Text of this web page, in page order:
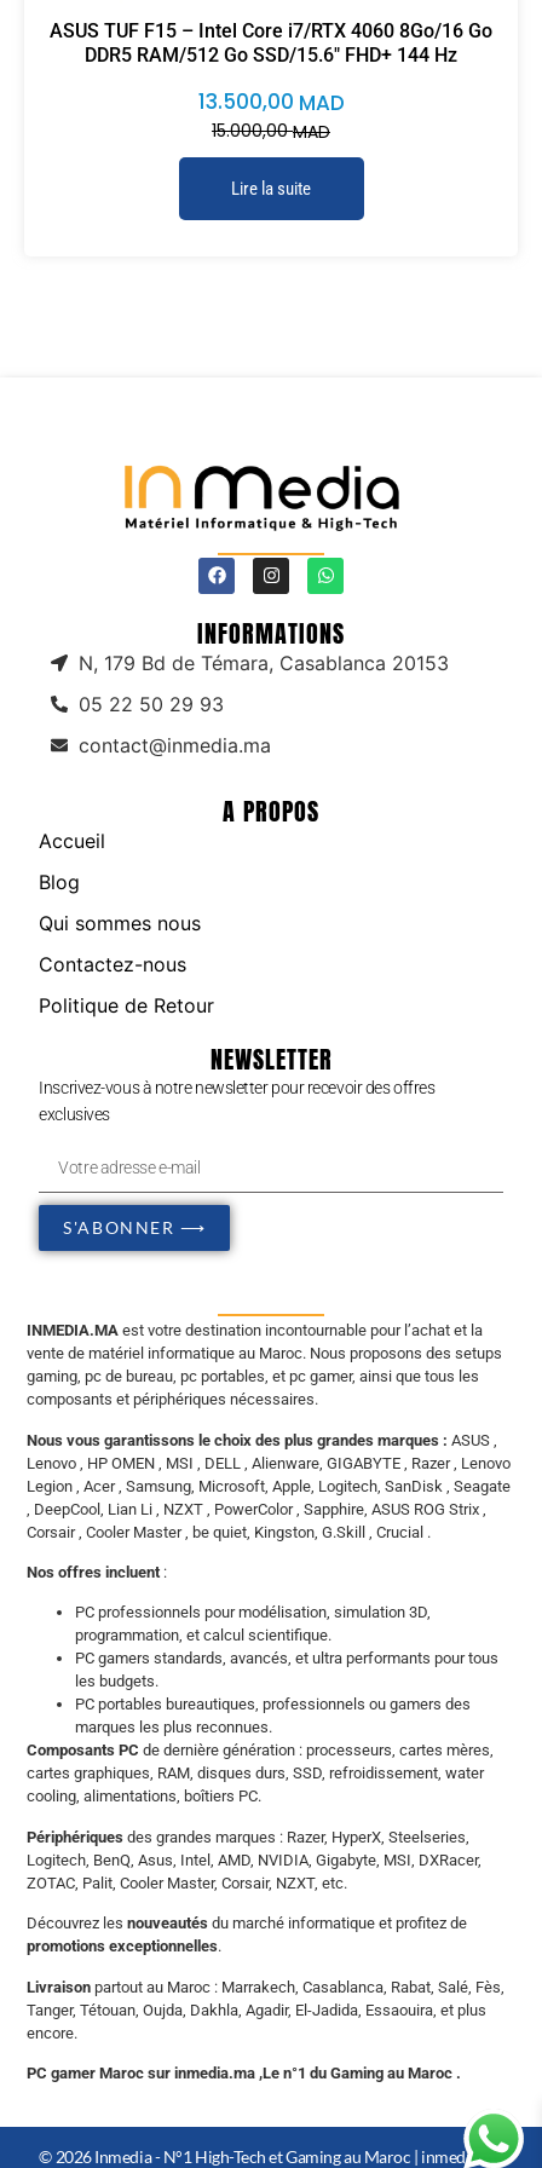
ASUS TUF F15 – Intel Core i7/RTX 4060 8Go/16 Go
DDR5 RAM/512 Go SSD/15.6″ FHD+ 144 Hz
15.000,00MAD
13.500,00 MAD
Lire la suite
INFORMATIONS
N, 179 Bd de Témara, Casablanca 20153
05 22 50 29 93
contact@inmedia.ma
A PROPOS
Accueil
Blog
Qui sommes nous
Contactez-nous
Politique de Retour
NEWSLETTER
Inscrivez-vous à notre newsletter pour recevoir des offres
exclusives
S'ABONNER ⟶
INMEDIA.MA est votre destination incontournable pour l’achat et la
vente de matériel informatique au Maroc. Nous proposons des setups
gaming, pc de bureau, pc portables, et pc gamer, ainsi que tous les
composants et périphériques nécessaires.
Nous vous garantissons le choix des plus grandes marques : ASUS ,
Lenovo , HP OMEN , MSI , DELL , Alienware, GIGABYTE , Razer , Lenovo
Legion , Acer , Samsung, Microsoft, Apple, Logitech, SanDisk , Seagate
, DeepCool, Lian Li , NZXT , PowerColor , Sapphire, ASUS ROG Strix ,
Corsair , Cooler Master , be quiet, Kingston, G.Skill , Crucial .
Nos offres incluent:
PC professionnels pour modélisation, simulation 3D,
programmation, et calcul scientifique.
PC gamers standards, avancés, et ultra performants pour tous
les budgets.
PC portables bureautiques, professionnels ou gamers des
marques les plus reconnues.
Composants PC de dernière génération : processeurs, cartes mères,
cartes graphiques, RAM, disques durs, SSD, refroidissement, water
cooling, alimentations, boîtiers PC.
Périphériques des grandes marques : Razer, HyperX, Steelseries,
Logitech, BenQ, Asus, Intel, AMD, NVIDIA, Gigabyte, MSI, DXRacer,
ZOTAC, Palit, Cooler Master, Corsair, NZXT, etc.
Découvrez lesnouveautés du marché informatique et profitez de
promotions exceptionnelles.
Livraison partout au Maroc : Marrakech, Casablanca, Rabat, Salé, Fès,
Tanger, Tétouan, Oujda, Dakhla, Agadir, El-Jadida, Essaouira, et plus
encore.
PC gamer Maroc sur inmedia.ma ,Le n°1 du Gaming au Maroc .
© 2026 Inmedia - N°1 High-Tech et Gaming au Maroc | inmedia.ma